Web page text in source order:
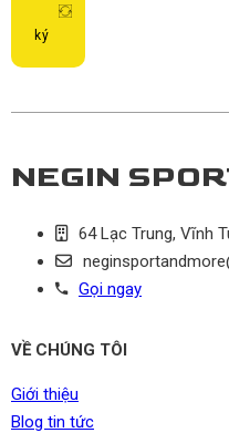
ký
NEGIN
64 Lạc Trung, Vĩnh
Gọi ngay
VỀ CHÚNG TÔI
Giới thiệu
Blog tin tức